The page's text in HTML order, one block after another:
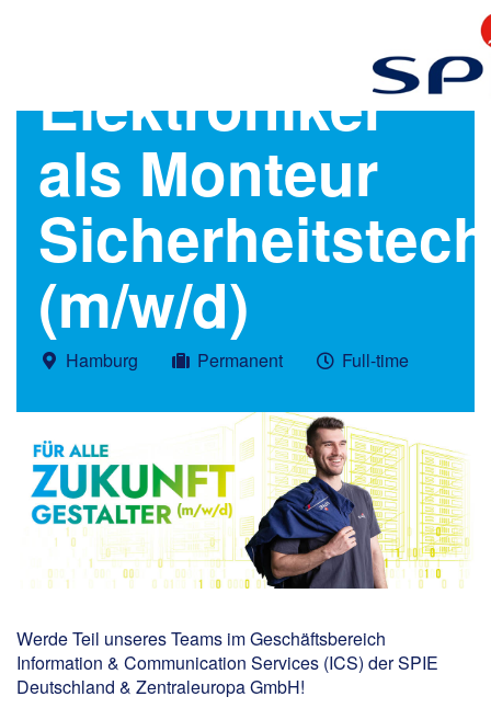
Elektroniker
als Monteur
(m/w/d)
Hamburg Permanent Full-time
Werde Teil unseres Teams im Geschäftsbereich
Information & Communication Services (ICS) der SPIE
Deutschland & Zentraleuropa GmbH!